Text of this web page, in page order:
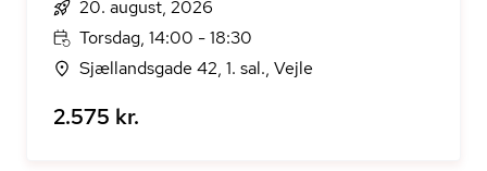
20. august, 2026
Torsdag, 14:00 - 18:30
Sjællandsgade 42, 1. sal., Vejle
2.575 kr.